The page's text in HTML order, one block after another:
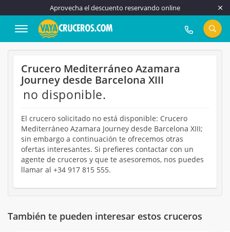
Aprovecha el descuento reservando online
917 815 555
Crucero Mediterráneo Azamara
Journey desde Barcelona XIII
no disponible.
El crucero solicitado no está disponible: Crucero
Mediterráneo Azamara Journey desde Barcelona XIII;
sin embargo a continuación te ofrecemos otras
ofertas interesantes. Si prefieres contactar con un
agente de cruceros y que te asesoremos, nos puedes
llamar al +34 917 815 555.
También te pueden interesar estos cruceros